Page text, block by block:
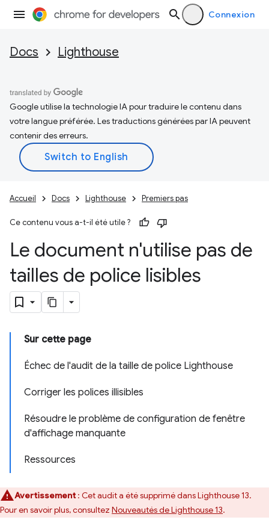
Connexion
Docs Lighthouse
Google utilise la technologie IA pour traduire le contenu dans
votre langue préférée. Les traductions générées par IA peuvent
contenir des erreurs.
Accueil Docs Lighthouse Premiers pas
Ce contenu vous a-t-il été utile ?
Le document n'utilise pas de
tailles de police lisibles
Sur cette page
Échec de l'audit de la taille de police Lighthouse
Corriger les polices illisibles
Résoudre le problème de configuration de fenêtre
d'affichage manquante
Ressources
Avertissement: Cet audit a été supprimé dans Lighthouse 13.
Pour en savoir plus, consultez Nouveautés de Lighthouse 13.